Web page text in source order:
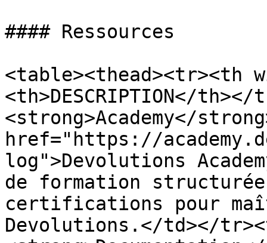
#### Ressources
<table><thead><tr><th
<th>DESCRIPTION</
<strong>Academy</
href="https://
log">Devolutions
de formation
certifications pour
Devolutions.</td></